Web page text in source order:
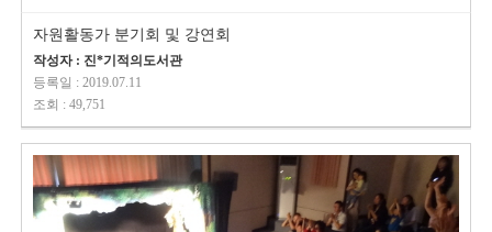
자원활동가 분기회 및 강연회
작성자 : 진*기적의도서관
등록일 : 2019.07.11
조회 : 49,751